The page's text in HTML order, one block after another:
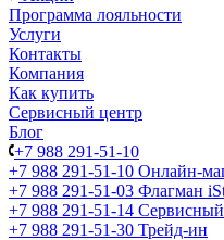
Программа лояльности
Услуги
Контакты
Компания
Как купить
Сервисный центр
Блог
+7 988 291-51-10
+7 988 291-51-10 Онлайн-
+7 988 291-51-03 Флагман
+7 988 291-51-14
+7 988 291-51-30 Трейд-ин